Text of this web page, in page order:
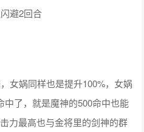
避2回合
女娲同样也是提升100%，女娲
了，就是魔神的500命中也能
力最高也与金将里的剑神的群